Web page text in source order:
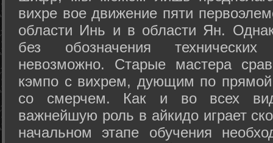
вихре вое движение пяти
области Инь и в области Ян.
без обозначения
невозможно. Старые мастера
кэмпо с вихрем, дующим по
со смерчем. Как и во всех
важнейшую роль в айкидо играет
начальном этапе обучения